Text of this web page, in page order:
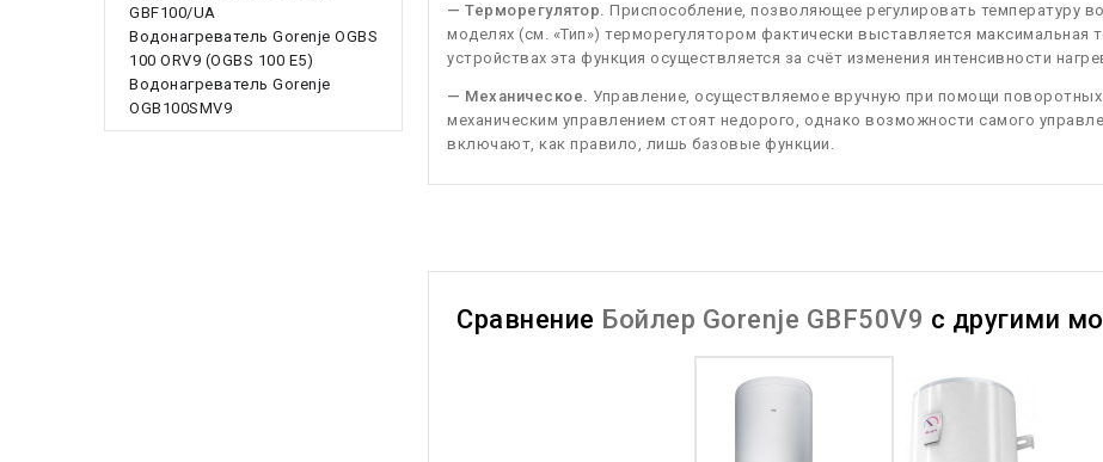
GBF100/UA
Водонагреватель Gorenje OGBS
100 ORV9 (OGBS 100 E5)
Водонагреватель Gorenje
OGB100SMV9
— Терморегулятор. Приспособление, позволяющее регулировать температуру
моделях (см. «Тип») терморегулятором фактически выставляется максимальная
устройствах эта функция осуществляется за счёт изменения интенсивности
— Механическое. Управление, осуществляемое вручную при помощи
механическим управлением стоят недорого, однако возможности самого
включают, как правило, лишь базовые функции.
Сравнение Бойлер Gorenje GBF50V9 с другими